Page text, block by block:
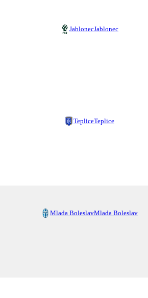
JablonecJablonec
TepliceTeplice
Mlada BoleslavMlada Boleslav